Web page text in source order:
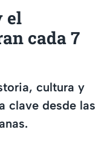
el
cada 7
cultura y
clave desde las